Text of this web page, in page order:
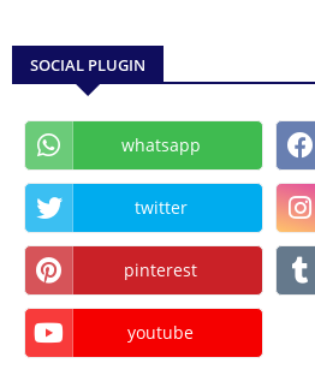
SOCIAL PLUGIN
whatsapp
twitter
pinterest
youtube